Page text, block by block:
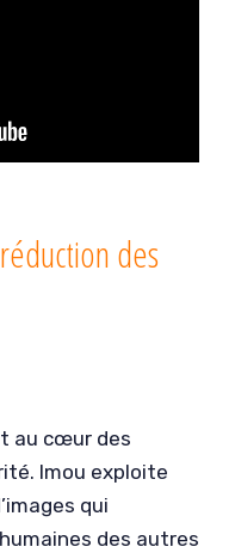
des
au cœur des
Imou exploite
qui
des autres